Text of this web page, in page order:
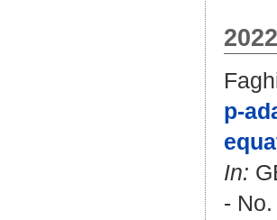
2022
p-
In:
-